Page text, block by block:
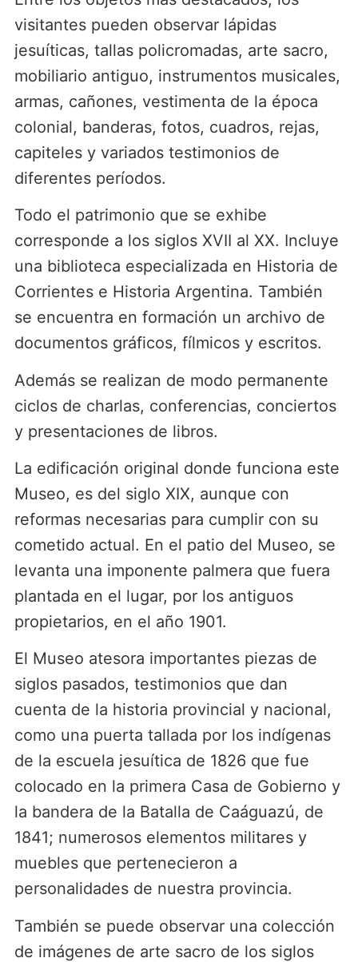
visitantes pueden observar lápidas
jesuíticas, tallas policromadas, arte sacro,
mobiliario antiguo, instrumentos musicales,
armas, cañones, vestimenta de la época
colonial, banderas, fotos, cuadros, rejas,
capiteles y variados testimonios de
diferentes períodos.
Todo el patrimonio que se exhibe
corresponde a los siglos XVII al XX. Incluye
una biblioteca especializada en Historia de
Corrientes e Historia Argentina. También
se encuentra en formación un archivo de
documentos gráficos, fílmicos y escritos.
Además se realizan de modo permanente
ciclos de charlas, conferencias, conciertos
y presentaciones de libros.
La edificación original donde funciona este
Museo, es del siglo XIX, aunque con
reformas necesarias para cumplir con su
cometido actual. En el patio del Museo, se
levanta una imponente palmera que fuera
plantada en el lugar, por los antiguos
propietarios, en el año 1901.
El Museo atesora importantes piezas de
siglos pasados, testimonios que dan
cuenta de la historia provincial y nacional,
como una puerta tallada por los indígenas
de la escuela jesuítica de 1826 que fue
colocado en la primera Casa de Gobierno y
la bandera de la Batalla de Caáguazú, de
1841; numerosos elementos militares y
muebles que pertenecieron a
personalidades de nuestra provincia.
También se puede observar una colección
de imágenes de arte sacro de los siglos